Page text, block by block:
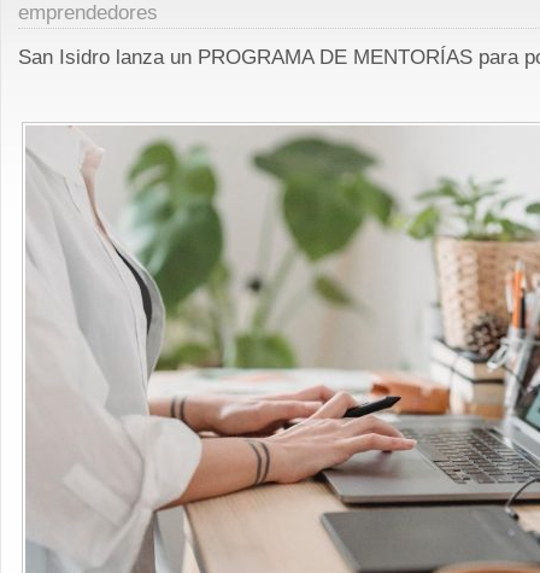
emprendedores
San Isidro lanza un PROGRAMA DE MENTORÍAS para